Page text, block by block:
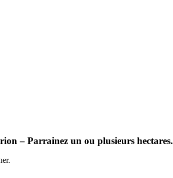
– Parrainez un ou plusieurs hectares.